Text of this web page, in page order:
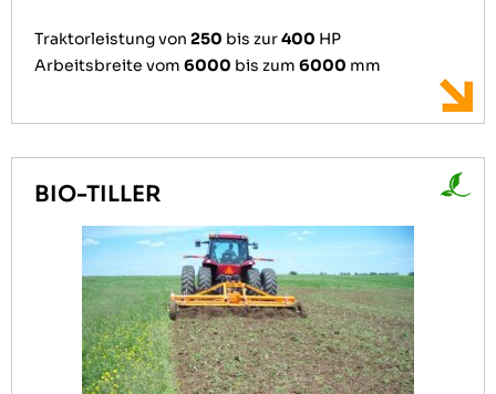
Traktorleistung von 250 bis zur400 HP
Arbeitsbreite vom 6000 bis zum 6000 mm
BIO-TILLER